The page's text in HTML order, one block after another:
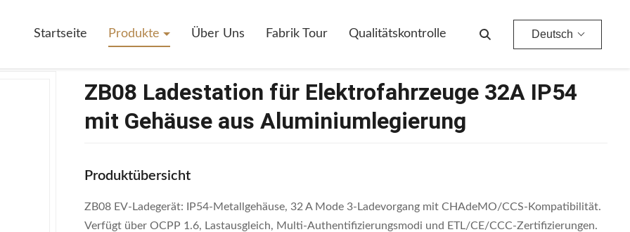
Startseite Produkte Über Uns Fabrik Tour Qualitätskontrolle Deutsch
ZB08 Ladestation für Elektrofahrzeuge 32A IP54
mit Gehäuse aus Aluminiumlegierung
Produktübersicht
ZB08 EV-Ladegerät: IP54-Metallgehäuse, 32 A Mode 3-Ladevorgang mit CHAdeMO/CCS-Kompatibilität.
Verfügt über OCPP 1.6, Lastausgleich, Multi-Authentifizierungsmodi und ETL/CE/CCC-Zertifizierungen.